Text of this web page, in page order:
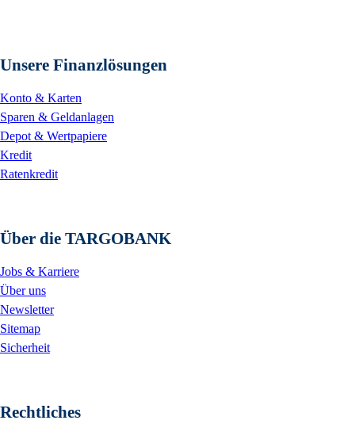
Unsere Finanzlösungen
Konto & Karten
Sparen & Geldanlagen
Depot & Wertpapiere
Kredit
Ratenkredit
Über die TARGOBANK
Jobs & Karriere
Über uns
Newsletter
Sitemap
Sicherheit
Rechtliches